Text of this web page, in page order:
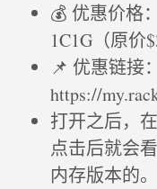
💰 优惠价格
1C1G（原价
📌 优惠链接：
https://
打开之后，
点击后就会
内存版本的